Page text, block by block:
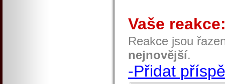
Vaše
Reakce jsou
nejnovější.
-Přidat